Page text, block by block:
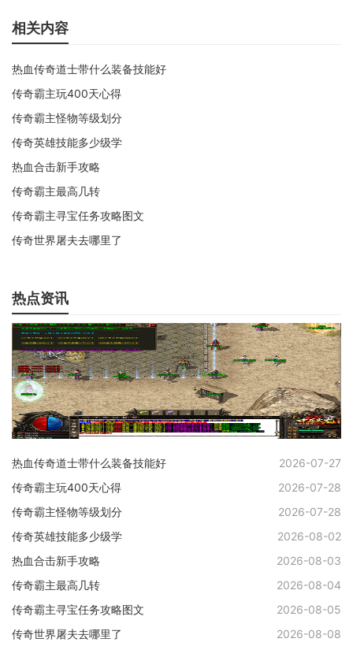
相关内容
热血传奇道士带什么装备技能好
传奇霸主玩400天心得
传奇霸主怪物等级划分
传奇英雄技能多少级学
热血合击新手攻略
传奇霸主最高几转
传奇霸主寻宝任务攻略图文
传奇世界屠夫去哪里了
热点资讯
热血传奇道士带什么装备技能好
2026-07-27
传奇霸主玩400天心得
2026-07-28
传奇霸主怪物等级划分
2026-07-28
传奇英雄技能多少级学
2026-08-02
热血合击新手攻略
2026-08-03
传奇霸主最高几转
2026-08-04
传奇霸主寻宝任务攻略图文
2026-08-05
传奇世界屠夫去哪里了
2026-08-08